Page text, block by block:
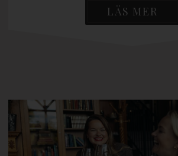
LÄS MER